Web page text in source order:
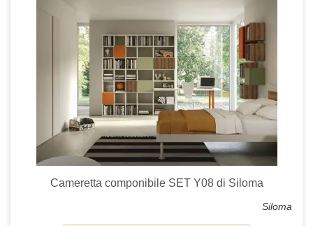
Cameretta componibile SET Y08 di Siloma
Siloma